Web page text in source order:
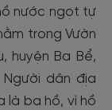
nước ngọt tự
trong Vườn
huyện Ba Bể,
dân địa
là ba hồ, vì hồ